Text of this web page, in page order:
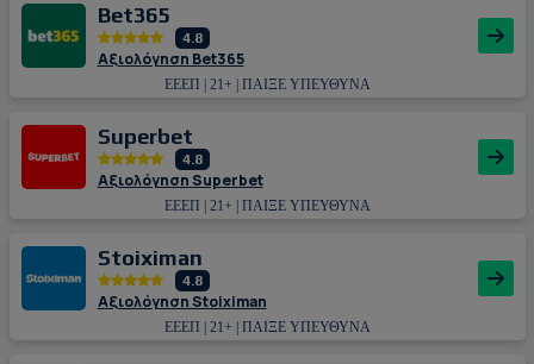
Bet365
4.8
Αξιολόγηση Bet365
ΕΕΕΠ | 21+ | ΠΑΙΞΕ ΥΠΕΥΘΥΝΑ
Superbet
4.8
Αξιολόγηση Superbet
ΕΕΕΠ | 21+ | ΠΑΙΞΕ ΥΠΕΥΘΥΝΑ
Stoiximan
4.8
Αξιολόγηση Stoiximan
ΕΕΕΠ | 21+ | ΠΑΙΞΕ ΥΠΕΥΘΥΝΑ